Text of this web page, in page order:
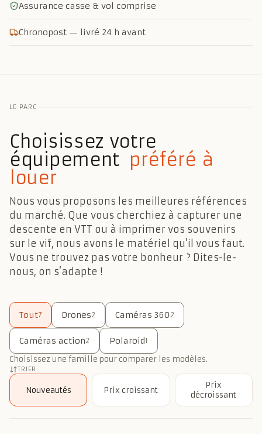
Assurance casse & vol comprise
Chronopost — livré 24 h avant
LE PARC
Choisissez votre
équipement préféré à
louer
Nous vous proposons les meilleures références
du marché. Que vous cherchiez à capturer une
descente en VTT ou à imprimer vos souvenirs
sur le vif, nous avons le matériel qu’il vous faut.
Vous ne trouvez pas votre bonheur ? Dites-le-
nous, on s’adapte !
Tout7 Drones2 Caméras 360 2
Caméras action2 Polaroid1
Choisissez une famille pour comparer les modèles.
TRIER
Nouveautés Prix croissant
Prix
décroissant